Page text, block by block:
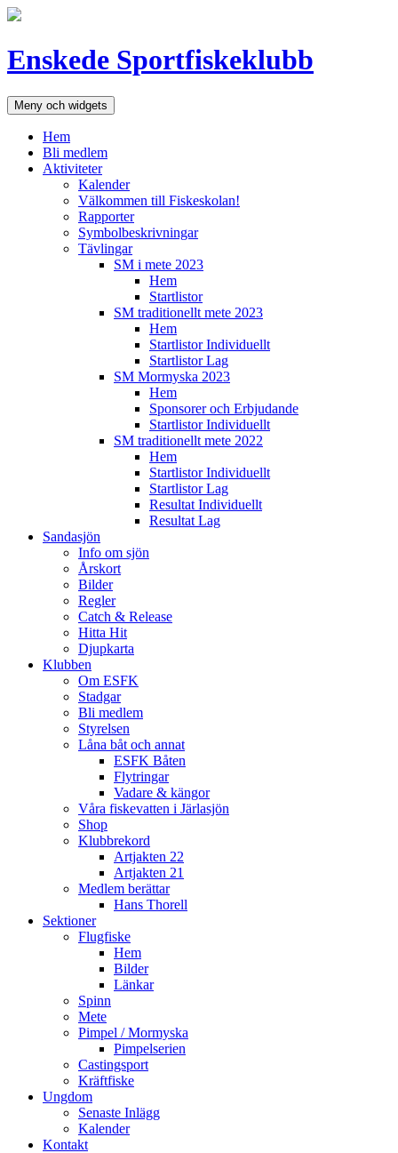
Hoppa
Enskede Sportfiskeklubb
Meny och widgets
Hem
Bli medlem
Aktiviteter
Kalender
Välkommen till Fiskeskolan!
Rapporter
Symbolbeskrivningar
Tävlingar
SM i mete 2023
Hem
Startlistor
SM traditionellt mete 2023
Hem
Startlistor Individuellt
Startlistor Lag
SM Mormyska 2023
Hem
Sponsorer och Erbjudande
Startlistor Individuellt
SM traditionellt mete 2022
Hem
Startlistor Individuellt
Startlistor Lag
Resultat Individuellt
Resultat Lag
Sandasjön
Info om sjön
Årskort
Bilder
Regler
Catch & Release
Hitta Hit
Djupkarta
Klubben
Om ESFK
Stadgar
Bli medlem
Styrelsen
Låna båt och annat
ESFK Båten
Flytringar
Vadare & kängor
Våra fiskevatten i Järlasjön
Shop
Klubbrekord
Artjakten 22
Artjakten 21
Medlem berättar
Hans Thorell
Sektioner
Flugfiske
Hem
Bilder
Länkar
Spinn
Mete
Pimpel / Mormyska
Pimpelserien
Castingsport
Kräftfiske
Ungdom
Senaste Inlägg
Kalender
Kontakt